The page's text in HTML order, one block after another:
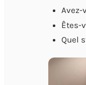
Avez-
Êtes-
Quel